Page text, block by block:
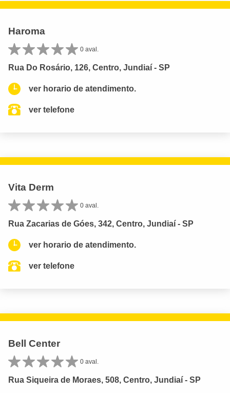
Haroma
0 aval.
Rua Do Rosário, 126, Centro, Jundiaí - SP
ver horario de atendimento.
ver telefone
Vita Derm
0 aval.
Rua Zacarias de Góes, 342, Centro, Jundiaí - SP
ver horario de atendimento.
ver telefone
Bell Center
0 aval.
Rua Siqueira de Moraes, 508, Centro, Jundiaí - SP